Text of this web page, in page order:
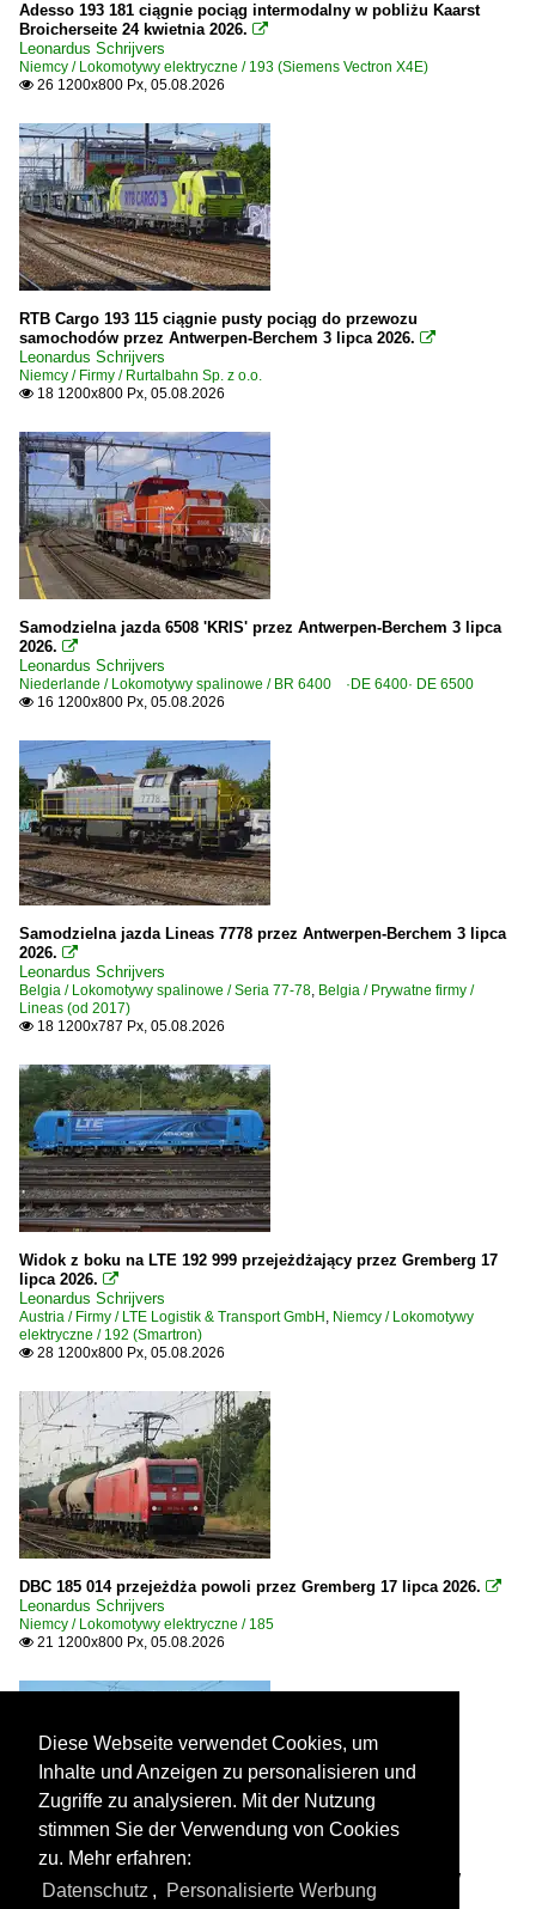
Adesso 193 181 ciągnie pociąg intermodalny w pobliżu Kaarst
Broicherseite 24 kwietnia 2026. 
Leonardus Schrijvers
Niemcy / Lokomotywy elektryczne / 193 (Siemens Vectron X4E)
 26 1200x800 Px, 05.08.2026
RTB Cargo 193 115 ciągnie pusty pociąg do przewozu
samochodów przez Antwerpen-Berchem 3 lipca 2026. 
Leonardus Schrijvers
Niemcy / Firmy / Rurtalbahn Sp. z o.o.
 18 1200x800 Px, 05.08.2026
Samodzielna jazda 6508 'KRIS' przez Antwerpen-Berchem 3 lipca
2026. 
Leonardus Schrijvers
Niederlande / Lokomotywy spalinowe / BR 6400 ·DE 6400· DE 6500
 16 1200x800 Px, 05.08.2026
Samodzielna jazda Lineas 7778 przez Antwerpen-Berchem 3 lipca
2026. 
Leonardus Schrijvers
Belgia / Lokomotywy spalinowe / Seria 77-78, Belgia / Prywatne firmy /
Lineas (od 2017)
 18 1200x787 Px, 05.08.2026
Widok z boku na LTE 192 999 przejeżdżający przez Gremberg 17
lipca 2026. 
Leonardus Schrijvers
Austria / Firmy / LTE Logistik & Transport GmbH , Niemcy / Lokomotywy
elektryczne / 192 (Smartron)
 28 1200x800 Px, 05.08.2026
DBC 185 014 przejeżdża powoli przez Gremberg 17 lipca 2026. 
Leonardus Schrijvers
Niemcy / Lokomotywy elektryczne / 185
 21 1200x800 Px, 05.08.2026
DB Cargo 2159 242 ciągnie pociąg cystern przez Neuwied w
kierunku Koblencji 30 kwietnia 2026.

Diese Webseite verwendet Cookies, um
Inhalte und Anzeigen zu personalisieren und
Zugriffe zu analysieren. Mit der Nutzung
stimmen Sie der Verwendung von Cookies
zu. Mehr erfahren:
Datenschutz , Personalisierte Werbung